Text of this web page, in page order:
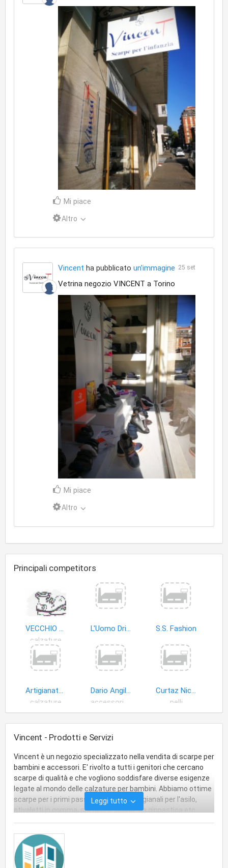
Mi piace
Altro
Vincent ha pubblicato un'immagine 25 set
Vetrina negozio VINCENT a Torino
Mi piace
Altro
Principali competitors
VECCHIO SCARPONE
calzature
L'Uomo Drink Sposo S.S. Fashion
Artigianato Italiano
calzature
Dario Angileri
Curtaz Nicola
pelli
Vincent - Prodotti e Servizi
Vincent è un negozio specializzato nella vendita di scarpe per
bambini e accessori. E' rivolto a tutti i genitori che cercano
scarpe di qualità e che vogliono soddisfare diverse esigenze
legate al mondo delle calzature per bambini. Abbiamo ottime
scarpe per i primi passi, pantofoline artigianali per l'asilo,
stivaletti in gomma, sneakers, scarpe da ginnastica etc.
vasca di palline. Da Vincent offriamo un servizio accurato di
"misurazione del piede" con strumenti precisi, proprio per
aiutare i genitori a scegliere la scarpa giusta per i piedini dei
Leggi tutto